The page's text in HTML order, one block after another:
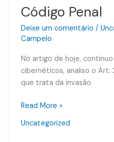
Código Penal
Deixe um comentário /
Campelo
No artigo de hoje,
cibernéticos, analiso o
que trata da invasão
Read More »
Uncategorized